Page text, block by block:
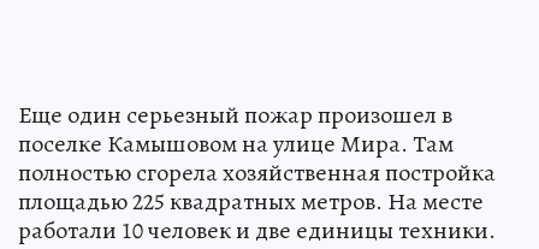
Еще один серьезный пожар произошел в
поселке Камышовом на улице Мира. Там
полностью сгорела хозяйственная постройка
площадью 225 квадратных метров. На месте
работали 10 человек и две единицы техники.